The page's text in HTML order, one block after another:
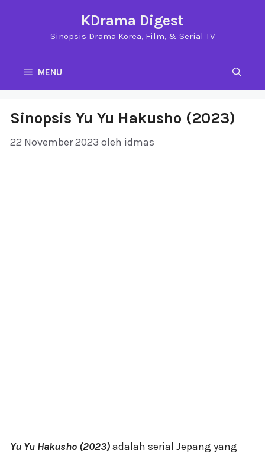
KDrama Digest
Sinopsis Drama Korea, Film, & Serial TV
MENU
Sinopsis Yu Yu Hakusho (2023)
22 November 2023 oleh idmas
Yu Yu Hakusho (2023)adalah serial Jepang yang